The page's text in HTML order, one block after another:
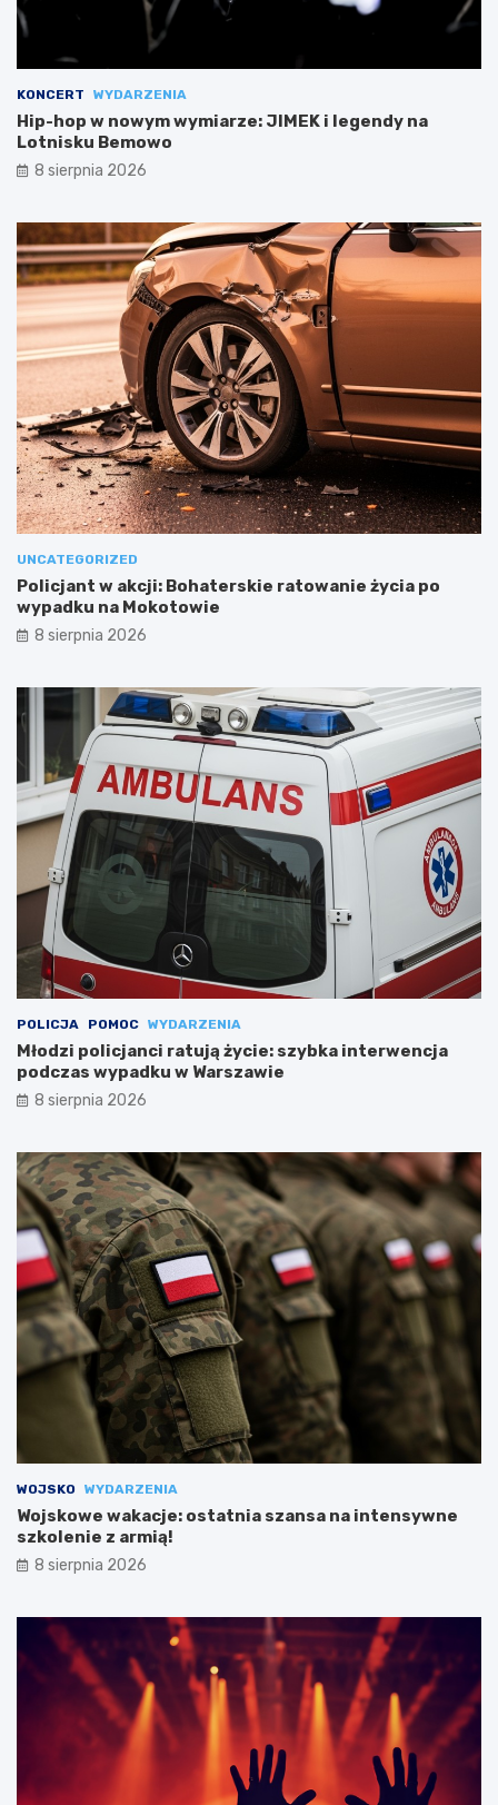
KONCERT WYDARZENIA
Hip-hop w nowym wymiarze: JIMEK i legendy na
Lotnisku Bemowo
8 sierpnia 2026
UNCATEGORIZED
Policjant w akcji: Bohaterskie ratowanie życia po
wypadku na Mokotowie
8 sierpnia 2026
POLICJA POMOC WYDARZENIA
Młodzi policjanci ratują życie: szybka interwencja
podczas wypadku w Warszawie
8 sierpnia 2026
WOJSKO WYDARZENIA
Wojskowe wakacje: ostatnia szansa na intensywne
szkolenie z armią!
8 sierpnia 2026